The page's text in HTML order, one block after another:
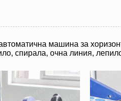
машина за
спирала, очна линия,